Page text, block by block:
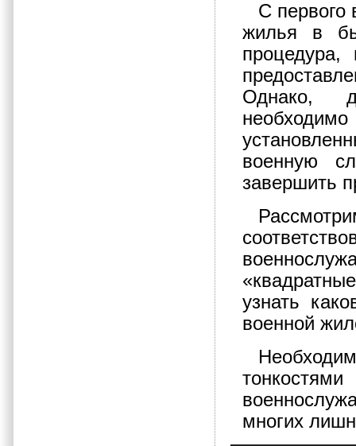
С первого
жилья в
процедура,
Однако,
военную
завершить
узнать
военной
многих